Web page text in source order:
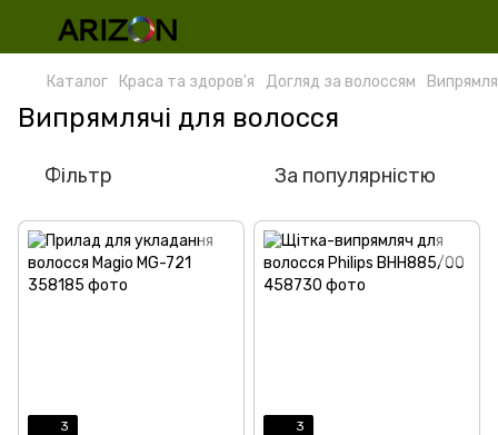
Каталог Краса та здоров'я Догляд за волоссям
Випрямлячі для волосся
Фільтр За популярністю
3 3